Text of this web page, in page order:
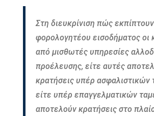
Στη διευκρίνιση πώς
φορολογητέου εισοδήματος οι
από μισθωτές υπηρεσίες
προέλευσης, είτε αυτές
κρατήσεις υπέρ ασφαλιστικών
είτε υπέρ επαγγελματικών
αποτελούν κρατήσεις στο